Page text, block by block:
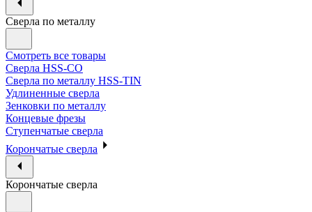
Сверла по металлу
Смотреть все товары
Сверла HSS-CO
Сверла по металлу HSS-TIN
Удлиненные сверла
Зенковки по металлу
Концевые фрезы
Ступенчатые сверла
Корончатые сверла
Корончатые сверла